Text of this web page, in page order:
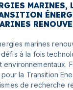
marines
à la fois
environnementaux.
la Transition
de recherche